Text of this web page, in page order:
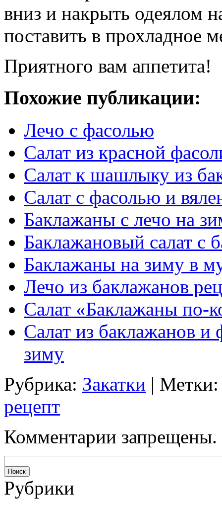
вниз и накрыть одеялом
поставить в прохладное
Приятного вам аппетита!
Похожие публикации:
Лечо с фасолью
Салат из красной
Салат к шашлыку из
Салат с фасолью и
Баклажаны с лечо на
Баклажановый салат с
Баклажаны на зиму в
Лечо из баклажанов
Салат «Баклажаны по-
Салат из баклажанов и
зиму
Рубрика: Закатки |
рецепт
Комментарии запрещены.
Рубрики